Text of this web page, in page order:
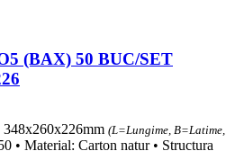
(BAX) 50 BUC/SET
(L=Lungime, B=Latime,
• Material: Carton natur • Structura